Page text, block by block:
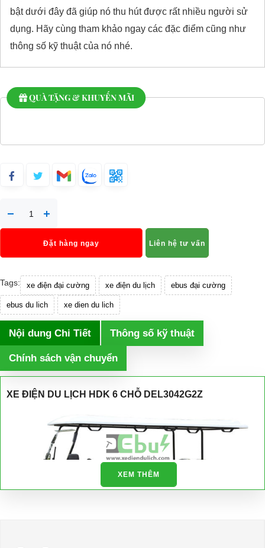
bật dưới đây đã giúp nó thu hút được rất nhiều người sử
dụng. Hãy cùng tham khảo ngay các đặc điểm cũng như
thông số kỹ thuật của nó nhé.
QUÀ TẶNG & KHUYẾN MÃI
Đặt hàng ngay Liên hệ tư vấn
Tags: xe điện đại cường xe điện du lịch ebus đại cường
ebus du lich xe dien du lich
Nội dung Chi Tiết Thông số kỹ thuật
Chính sách vận chuyển
XE ĐIỆN DU LỊCH HDK 6 CHỖ DEL3042G2Z
XEM THÊM